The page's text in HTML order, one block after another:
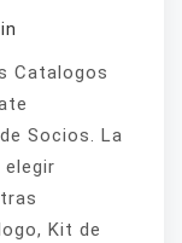
Catalogos
Socios. La
Kit de